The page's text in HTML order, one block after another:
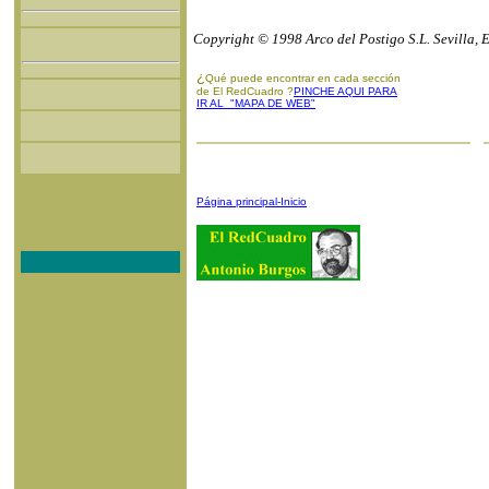
Copyright © 1998 Arco del Postigo S.L. Sevilla,
¿ Qué puede encontrar en cada sección
de El RedCuadro ?PINCHE AQUI PARA
IR AL "MAPA DE WEB"
Página principal-Inicio